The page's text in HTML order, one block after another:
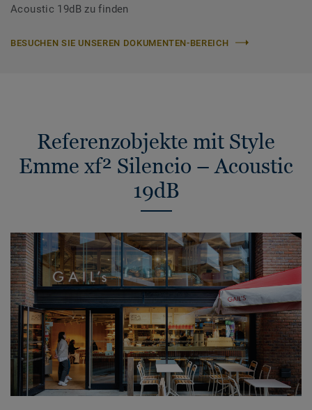
Acoustic 19dB zu finden
BESUCHEN SIE UNSEREN DOKUMENTEN-BEREICH
Referenzobjekte mit Style
Emme xf² Silencio – Acoustic
19dB